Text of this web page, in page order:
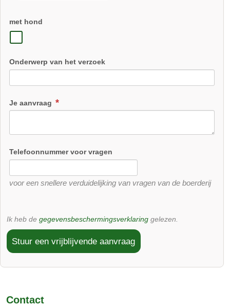
met hond
Onderwerp van het verzoek
Je aanvraag
Telefoonnummer voor vragen
voor een snellere verduidelijking van vragen van de boerderij
Ik heb de gegevensbeschermingsverklaring gelezen.
Stuur een vrijblijvende aanvraag
Contact